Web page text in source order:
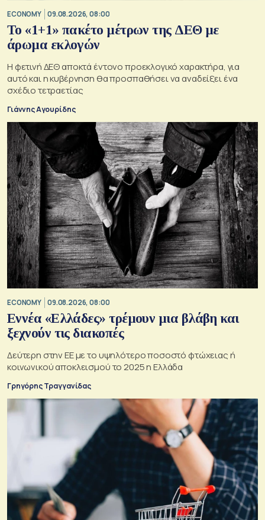
ECONOMY 09.08.2026, 08:00
Το «1+1» πακέτο μέτρων της ΔΕΘ με
άρωμα εκλογών
Η φετινή ΔΕΘ αποκτά έντονο προεκλογικό χαρακτήρα, για
αυτό και η κυβέρνηση θα προσπαθήσει να αναδείξει ένα
σχέδιο τετραετίας
Γιάννης Αγουρίδης
ECONOMY 09.08.2026, 08:00
Εννέα «Ελλάδες» τρέμουν μια βλάβη και
ξεχνούν τις διακοπές
Δεύτερη στην ΕΕ με το υψηλότερο ποσοστό φτώχειας ή
κοινωνικού αποκλεισμού το 2025 η Ελλάδα
Γρηγόρης Τραγγανίδας